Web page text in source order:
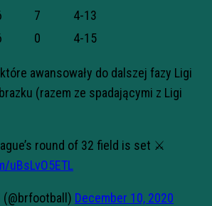
7
4-13
0 4-15
awansowały do dalszej fazy Ligi
(razem ze spadającymi z Ligi
round of 32 field is set ⚔️
uBsLvO5ETL
(@brfootball) December 10, 2020